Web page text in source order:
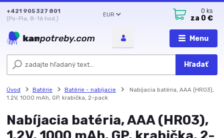
Menu
EUR
Hľadať
+421 905 327 801
(Po-Pia, 8-16 hod.)
0 ks
za 0 €
Úvod Batérie Batérie - nabíjacie
Nabíjacia batéria, AAA (HR03),
1.2V, 1000 mAh, GP, krabička, 2-pack
Nabíjacia batéria, AAA (HR03),